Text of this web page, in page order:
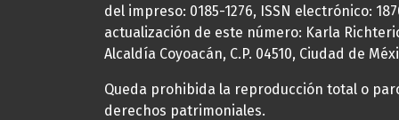
del impreso: 0185-1276, ISSN electrónico:
actualización de este número: Karla
Alcaldía Coyoacán, C.P. 04510, Ciudad de
Queda prohibida la reproducción total o
derechos patrimoniales.